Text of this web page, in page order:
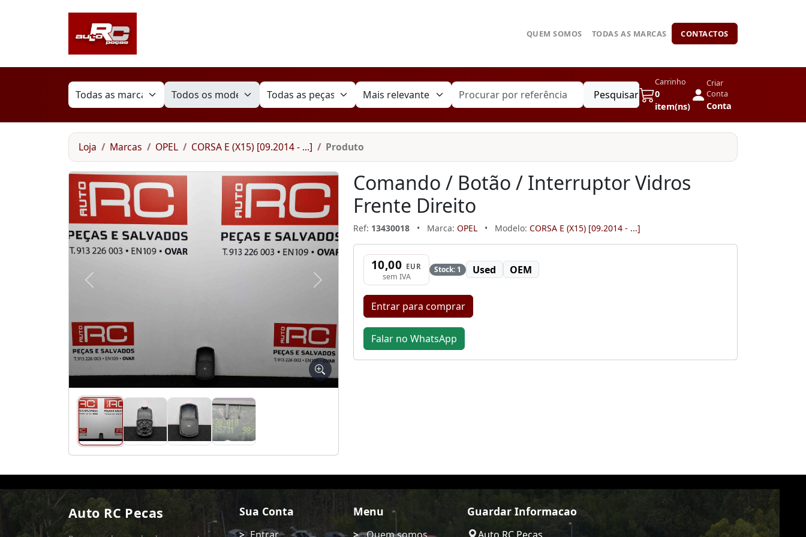
QUEM SOMOS TODAS AS MARCAS CONTACTOS
Pesquisar
Carrinho
0
item(ns)
Criar
Conta
Conta
Loja Marcas OPEL CORSA E (X15) [09.2014 - ...] Produto
Anterior Seguinte
Comando / Botão / Interruptor Vidros
Frente Direito
Ref: 13430018 • Marca: OPEL • Modelo: CORSA E (X15) [09.2014 - ...]
10,00 EUR
sem IVA
Stock: 1 Used OEM
Entrar para comprar
Falar no WhatsApp
Auto RC Pecas Sua Conta Menu Guardar Informacao